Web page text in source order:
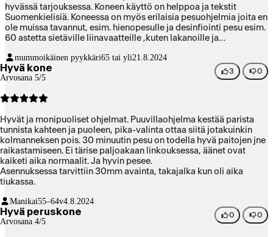
hyvässä tarjouksessa. Koneen käyttö on helppoa ja tekstit
Suomenkielisiä. Koneessa on myös erilaisia pesuohjelmia joita en
ole muissa tavannut, esim. hienopesulle ja desinfiointi pesu esim.
60 astetta sietäville liinavaatteille ,kuten lakanoille ja
painon mukaan. Suosittelen.
mummoikäinen pyykkäri65 tai yli21.8.2024
Hyvä kone
Arvosana 5/5
3 0
Hyvät ja monipuoliset ohjelmat. Puuvillaohjelma kestää parista
tunnista kahteen ja puoleen, pika-valinta ottaa siitä jotakuinkin
kolmanneksen pois. 30 minuutin pesu on todella hyvä paitojen jne
raikastamiseen. Ei tärise paljoakaan linkouksessa, äänet ovat
kaiketi aika normaalit. Ja hyvin pesee.
Asennuksessa tarvittiin 30mm avainta, takajalka kun oli aika
tiukassa.
Manikai55–64v4.8.2024
Hyvä peruskone
Arvosana 4/5
0 0